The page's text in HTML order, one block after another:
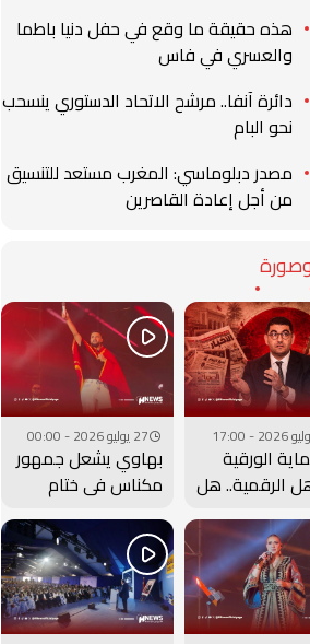
هذه حقيقة ما وقع في حفل دنيا باطما
والعسري في فاس
دائرة آنفا.. مرشح الاتحاد الدستوري ينسحب
نحو البام
مصدر دبلوماسي: المغرب مستعد للتنسيق
من أجل إعادة القاصرين
الورقية
الرقمية.. هل
بنسعيد
الساعة إلى
27 يوليو 2026 - 00:00
بهاوي يشعل جمهور
مكناس في ختام
مهرجان عيساوة..
فيديو